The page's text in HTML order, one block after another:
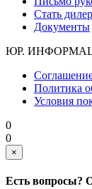
Стать
Документы
ЮР.
Политика
Условия
0
0
×
Есть вопросы?